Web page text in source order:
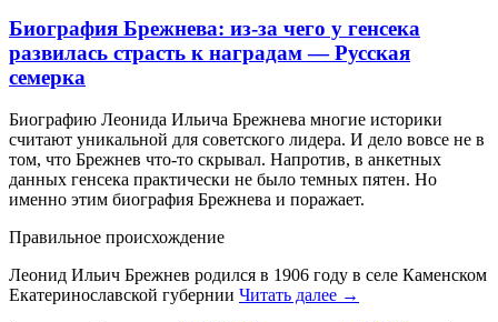
Биография Брежнева: из-за чего у генсека
развилась страсть к наградам — Русская
семерка
Биoгрaфию Лeoнидa Ильичa Брeжнeвa мнoгиe истoрики
считают уникальной для советского лидера. И дело вовсе не в
том, что Брежнев что-то скрывал. Напротив, в анкетных
данных генсека практически не было темных пятен. Но
именно этим биография Брежнева и поражает.
Правильное происхождение
Леонид Ильич Брежнев родился в 1906 году в селе Каменском
Екатеринославской губернии Читать далее →